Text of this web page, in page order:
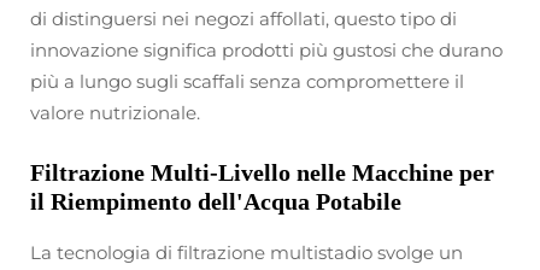
di distinguersi nei negozi affollati, questo tipo di
innovazione significa prodotti più gustosi che durano
più a lungo sugli scaffali senza compromettere il
valore nutrizionale.
Filtrazione Multi-Livello nelle Macchine per
il Riempimento dell'Acqua Potabile
La tecnologia di filtrazione multistadio svolge un